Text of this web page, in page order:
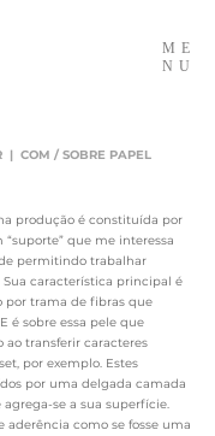
ME
NU
| COM / SOBRE PAPEL
é constituída por
que me interessa
permitindo trabalhar
Sua característica principal é
por trama de fibras que
é sobre essa pele que
transferir caracteres
por exemplo. Estes
por uma delgada camada
se a sua superfície.
aderência como se fosse uma